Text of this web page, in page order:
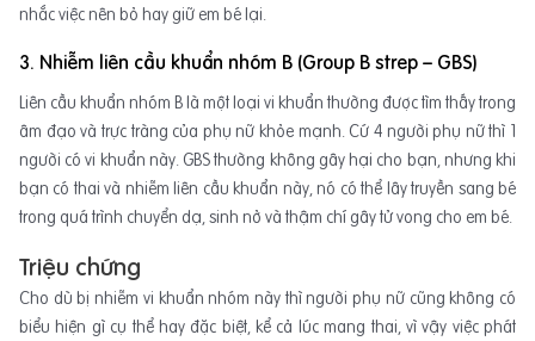
nhắc việc nên bỏ hay giữ em bé lại.
3. Nhiễm liên cầu khuẩn nhóm B (Group B strep – GBS)
Liên cầu khuẩn nhóm B là một loại vi khuẩn thường được tìm thấy trong
âm đạo và trực tràng của phụ nữ khỏe mạnh. Cứ 4 người phụ nữ thì 1
người có vi khuẩn này. GBS thường không gây hại cho bạn, nhưng khi
bạn có thai và nhiễm liên cầu khuẩn này, nó có thể lây truyền sang bé
trong quá trình chuyển dạ, sinh nở và thậm chí gây tử vong cho em bé.
Triệu chứng
Cho dù bị nhiễm vi khuẩn nhóm này thì người phụ nữ cũng không có
biểu hiện gì cụ thể hay đặc biệt, kể cả lúc mang thai, vì vậy việc phát